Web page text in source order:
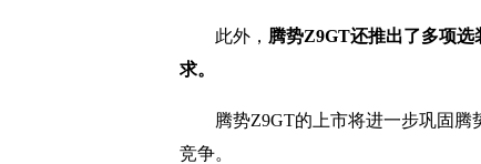
此外， 腾势Z9GT还推出了多项
求。
腾势Z9GT的上市将进一步巩固腾
竞争。